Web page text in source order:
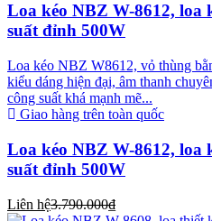
Loa kéo NBZ W-8612, loa
suất đỉnh 500W
Loa kéo NBZ W8612, vỏ thùng
kiểu dáng hiện đại, âm thanh
công suất khá mạnh mẽ...
Giao hàng trên toàn quốc
Loa kéo NBZ W-8612, loa
suất đỉnh 500W
Liên hệ3.790.000₫